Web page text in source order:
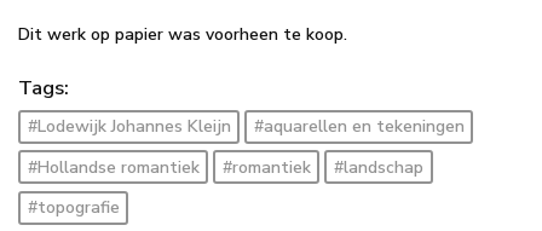
Dit werk op papier was voorheen te koop.
Tags:
#Lodewijk Johannes Kleijn
#aquarellen en tekeningen
#Hollandse romantiek
#romantiek
#landschap
#topografie